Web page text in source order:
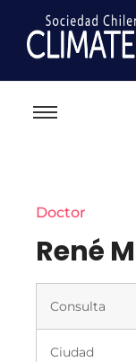
Doctor
René
Consulta
Ciudad